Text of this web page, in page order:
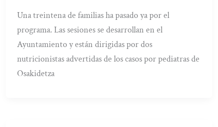
Una treintena de familias ha pasado ya por el
programa. Las sesiones se desarrollan en el
Ayuntamiento y están dirigidas por dos
nutricionistas advertidas de los casos por pediatras de
Osakidetza